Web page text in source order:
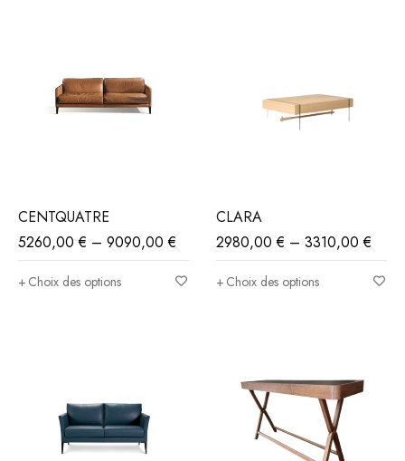
CENTQUATRE
5260,00€ – 9090,00€
Choix des options
CLARA
2980,00€ – 3310,00€
Choix des options